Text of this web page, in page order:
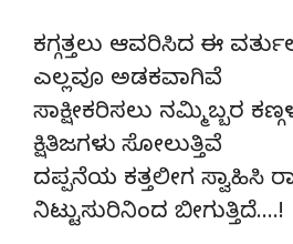
ಕಗ್ಗತ್ತಲು ಆವರಿಸಿದ ಈ
ಎಲ್ಲವೂ ಅಡಕವಾಗಿವೆ
ಸಾಕ್ಷೀಕರಿಸಲು ನಮ್ಮಿಬ್ಬರ
ಕ್ಷಿತಿಜಗಳು ಸೋಲುತ್ತಿವೆ
ದಪ್ಪನೆಯ ಕತ್ತಲೀಗ ಸ್ವಾಹಿಸಿ
ನಿಟ್ಟುಸುರಿನಿಂದ ಬೀಗುತ್ತಿದೆ….!